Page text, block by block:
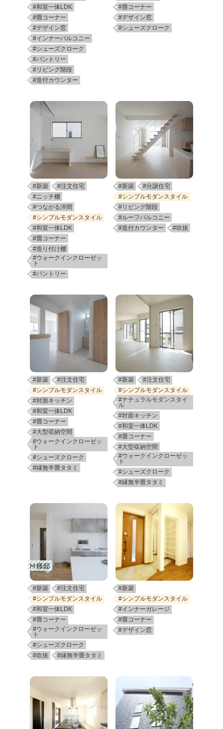
#和室一体LDK
#畳コーナー
#デザイン窓
#インナーバルコニー
#シューズクローク
#パントリー
#リビング階段
#造付カウンター
#畳コーナー
#デザイン窓
#シューズクローク
#新築
#注文住宅
#ニッチ棚
#つながる洋間
#シンプルモダンスタイル
#和室一体LDK
#畳コーナー
#造り付け棚
#ウォークインクローゼッ
ト
#パントリー
#新築
#分譲住宅
#シンプルモダンスタイル
#リビング階段
#ルーフバルコニー
#造付カウンター
#吹抜
#新築
#注文住宅
#シンプルモダンスタイル
#対面キッチン
#和室一体LDK
#畳コーナー
#大型収納空間
#ウォークインクローゼッ
ト
#シューズクローク
#縁無半畳タタミ
#新築
#注文住宅
#シンプルモダンスタイル
#ナチュラルモダンスタイ
ル
#対面キッチン
#和室一体LDK
#畳コーナー
#大型収納空間
#ウォークインクローゼッ
ト
#シューズクローク
#縁無半畳タタミ
M様邸
#新築
#注文住宅
#シンプルモダンスタイル
#和室一体LDK
#畳コーナー
#ウォークインクローゼッ
ト
#シューズクローク
#吹抜
#縁無半畳タタミ
#新築
#シンプルモダンスタイル
#インナーガレージ
#畳コーナー
#デザイン窓